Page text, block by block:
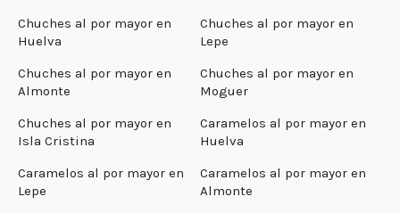
Chuches al por mayor en
Huelva
Chuches al por mayor en
Lepe
Chuches al por mayor en
Almonte
Chuches al por mayor en
Moguer
Chuches al por mayor en
Isla Cristina
Caramelos al por mayor en
Huelva
Caramelos al por mayor en
Lepe
Caramelos al por mayor en
Almonte